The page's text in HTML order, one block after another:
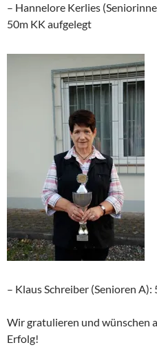
– Hannelore Kerlies
50m KK aufgelegt
– Klaus Schreiber (Senioren A):
Wir gratulieren und wünschen
Erfolg!